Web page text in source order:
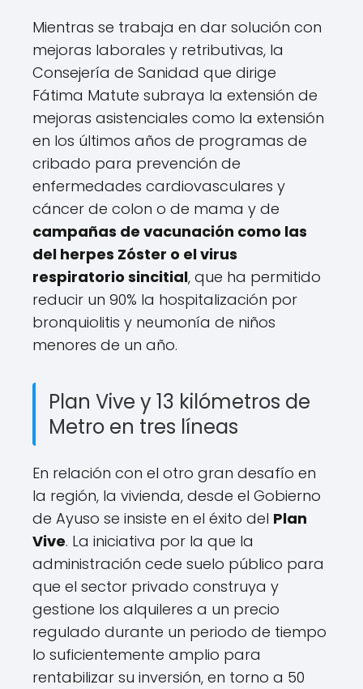
Mientras se trabaja en dar solución con
mejoras laborales y retributivas, la
Consejería de Sanidad que dirige
Fátima Matute subraya la extensión de
mejoras asistenciales como la extensión
en los últimos años de programas de
cribado para prevención de
enfermedades cardiovasculares y
cáncer de colon o de mama y de
campañas de vacunación como las
del herpes Zóster o el virus
respiratorio sincitial, que ha permitido
reducir un 90% la hospitalización por
bronquiolitis y neumonía de niños
menores de un año.
Plan Vive y 13 kilómetros de
Metro en tres líneas
En relación con el otro gran desafío en
la región, la vivienda, desde el Gobierno
de Ayuso se insiste en el éxito del Plan
Vive. La iniciativa por la que la
administración cede suelo público para
que el sector privado construya y
gestione los alquileres a un precio
regulado durante un periodo de tiempo
lo suficientemente amplio para
rentabilizar su inversión, en torno a 50